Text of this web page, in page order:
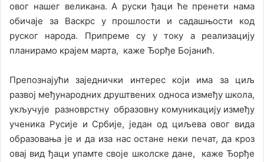
овог нашег великана. А руски ђаци ће пренети нама
обичаjе за Васкрс у прошлости и садашњости код
руског народа. Припреме су у току а реализацију
планирамо крајем марта, каже Ђорђе Бојанић.
Препознајући заједнички интерес који има за циљ
развоj међународних друштвених односа између школа,
укључује разноврстну образовну комуникацију између
ученика Русије и Србије, један од циљева овог вида
образовања је и да иза нас остане неки печат, да кроз
овај вид ђаци упамте своје школске дане, каже Ђорђе